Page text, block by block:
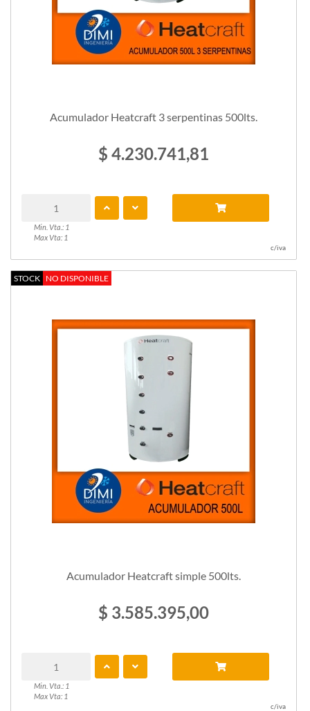
Acumulador Heatcraft 3 serpentinas 500lts.
$ 4.230.741,81
Min. Vta.: 1
Max Vta: 1
c/iva
STOCK NO DISPONIBLE
Acumulador Heatcraft simple 500lts.
$ 3.585.395,00
Min. Vta.: 1
Max Vta: 1
c/iva